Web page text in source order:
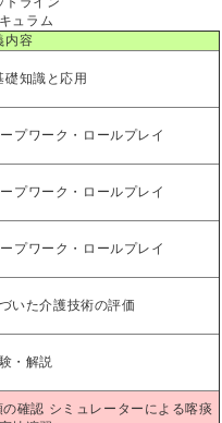
ュラム
内容
礎知識と応用
プワーク・ロールプレイ
プワーク・ロールプレイ
プワーク・ロールプレイ
いた介護技術の評価
・解説
確認 シミュレーターによる喀痰